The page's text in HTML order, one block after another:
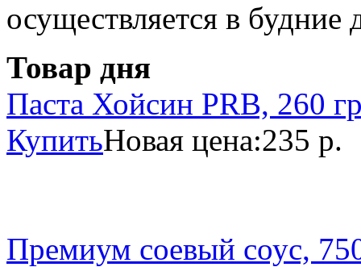
осуществляется в будние
Товар дня
Паста Хойсин PRB, 260
КупитьНовая цена:235 р.
Премиум соевый соус,